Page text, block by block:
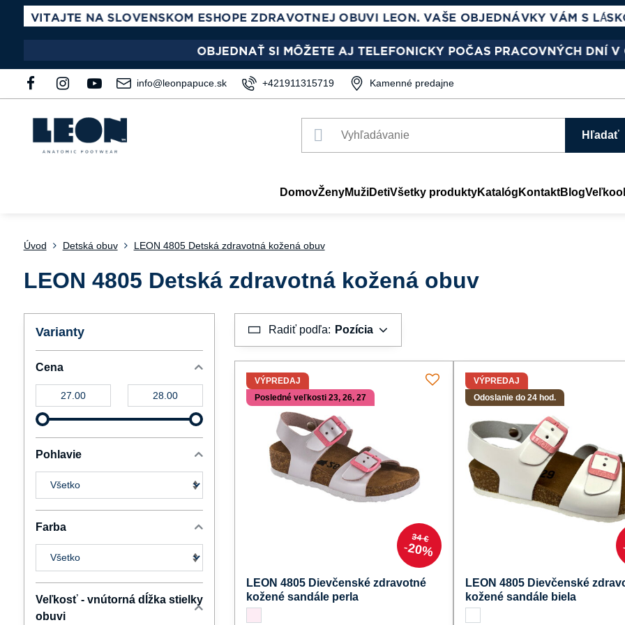
info@leonpapuce.sk +421911315719 Kamenné predajne
Hľadať
DomovŽenyMužiDetiVšetky produktyKatalóg KontaktBlog
Úvod Detská obuv LEON 4805 Detská zdravotná kožená obuv
LEON 4805 Detská zdravotná kožená obuv
Radiť podľa: Pozícia
34 €
20%
VÝPREDAJ
Posledné veľkosti 23, 26, 27
LEON 4805 Dievčenské zdravotné
kožené sandále perla
VÝPREDAJ
Odoslanie do 24 hod.
LEON 4805 Dievčenské
kožené sandále biela
LEON 4805 Dievčenské zdravotné
Varianty
Cena
Pohlavie
Farba
Veľkosť - vnútorná dĺžka stielky
obuvi